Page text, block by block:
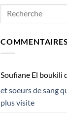
Soufiane El boukili
et soeurs de sang
plus visite